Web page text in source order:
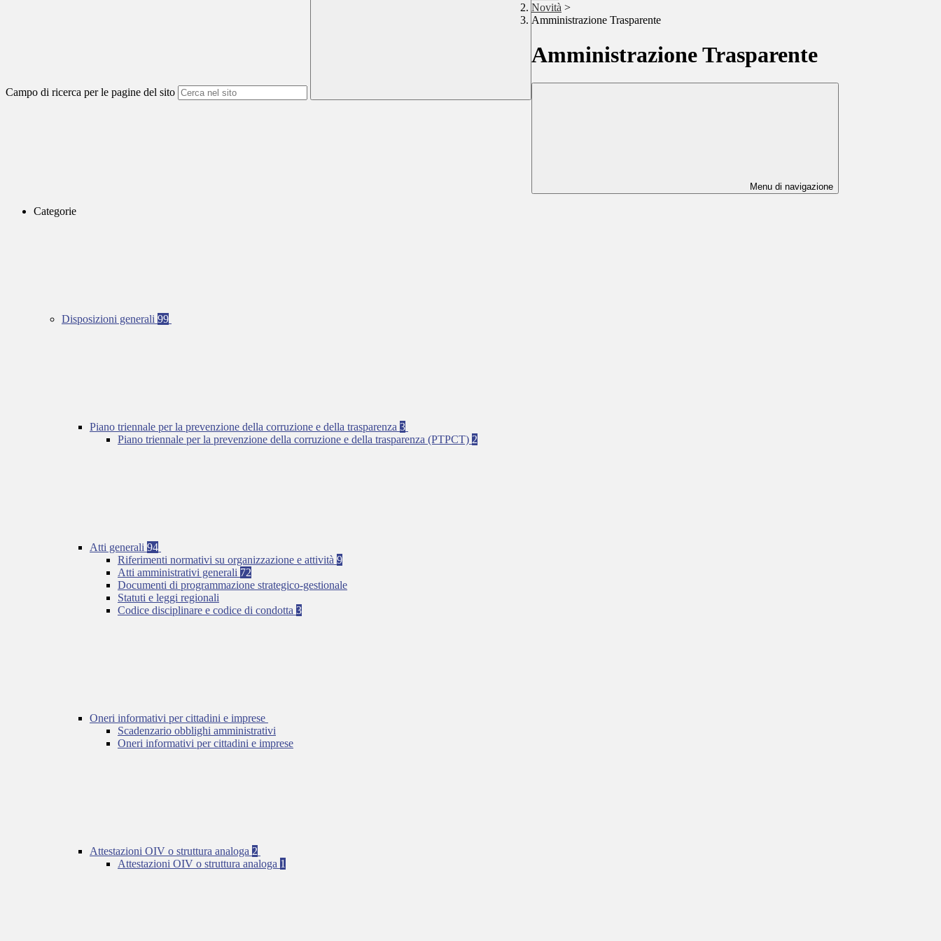
Campo di ricerca per le pagine del sito
Novità >
Amministrazione Trasparente
Amministrazione Trasparente
Menu di navigazione
Categorie
Disposizioni generali 99
Piano triennale per la prevenzione della corruzione e della trasparenza 3
Piano triennale per la prevenzione della corruzione e della trasparenza (PTPCT) 2
Atti generali 94
Riferimenti normativi su organizzazione e attività 9
Atti amministrativi generali 72
Documenti di programmazione strategico-gestionale
Statuti e leggi regionali
Codice disciplinare e codice di condotta 3
Oneri informativi per cittadini e imprese
Scadenzario obblighi amministrativi
Oneri informativi per cittadini e imprese
Attestazioni OIV o struttura analoga 2
Attestazioni OIV o struttura analoga 1